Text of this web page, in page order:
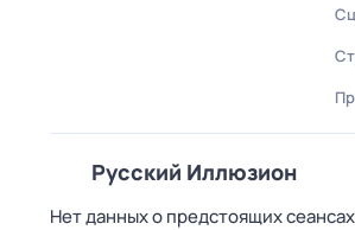
Русский Иллюзион
Нет данных о предстоящих сеансах